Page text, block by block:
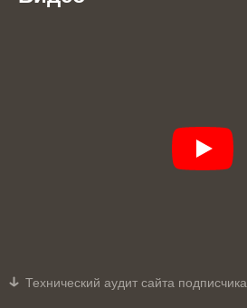
Технический аудит сайта подписчика